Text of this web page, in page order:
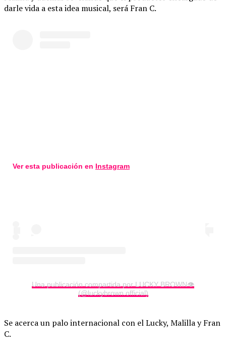
darle vida a esta idea musical, será Fran C.
Ver esta publicación en Instagram
Una publicación compartida por LUCKY BROWN👁
(@luckybrown.official)
Se acerca un palo internacional con el Lucky, Malilla y Fran
C.